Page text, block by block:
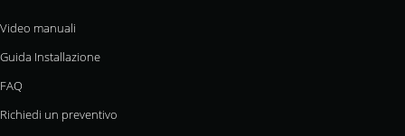
Video manuali
Guida Installazione
FAQ
Richiedi un preventivo